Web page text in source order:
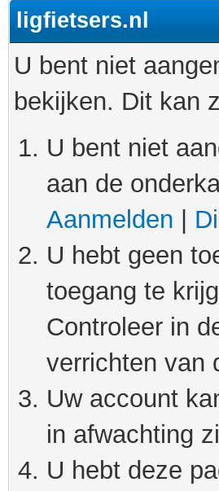
ligfietsers.nl
U bent niet
bekijken. Dit kan
U bent niet
aan de
Aanmelden
U hebt geen
toegang te
Controleer in
verrichten van
Uw account
in afwachting
U hebt deze